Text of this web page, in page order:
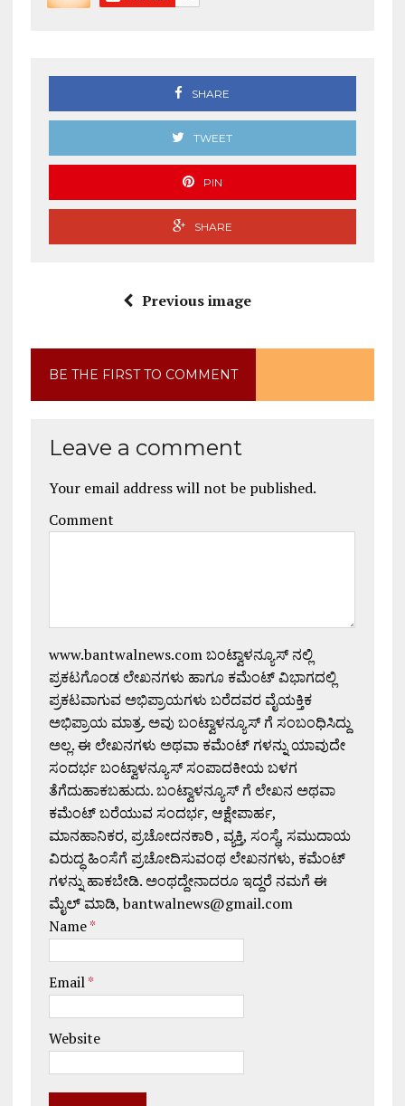
SHARE
TWEET
PIN
SHARE
Previous image
BE THE FIRST TO COMMENT
Leave a comment
Your email address will not be published.
Comment
www.bantwalnews.com ಬಂಟ್ವಾಳನ್ಯೂಸ್ ನಲ್ಲಿ
ಪ್ರಕಟಗೊಂಡ ಲೇಖನಗಳು ಹಾಗೂ ಕಮೆಂಟ್ ವಿಭಾಗದಲ್ಲಿ
ಪ್ರಕಟವಾಗುವ ಅಭಿಪ್ರಾಯಗಳು ಬರೆದವರ ವೈಯಕ್ತಿಕ
ಅಭಿಪ್ರಾಯ ಮಾತ್ರ. ಅವು ಬಂಟ್ವಾಳನ್ಯೂಸ್ ಗೆ ಸಂಬಂಧಿಸಿದ್ದು
ಅಲ್ಲ. ಈ ಲೇಖನಗಳು ಅಥವಾ ಕಮೆಂಟ್ ಗಳನ್ನು ಯಾವುದೇ
ಸಂದರ್ಭ ಬಂಟ್ವಾಳನ್ಯೂಸ್ ಸಂಪಾದಕೀಯ ಬಳಗ
ತೆಗೆದುಹಾಕಬಹುದು. ಬಂಟ್ವಾಳನ್ಯೂಸ್ ಗೆ ಲೇಖನ ಅಥವಾ
ಕಮೆಂಟ್ ಬರೆಯುವ ಸಂದರ್ಭ, ಆಕ್ಷೇಪಾರ್ಹ,
ಮಾನಹಾನಿಕರ, ಪ್ರಚೋದನಕಾರಿ , ವ್ಯಕ್ತಿ, ಸಂಸ್ಥೆ, ಸಮುದಾಯ
ವಿರುದ್ಧ ಹಿಂಸೆಗೆ ಪ್ರಚೋದಿಸುವಂಥ ಲೇಖನಗಳು, ಕಮೆಂಟ್
ಗಳನ್ನು ಹಾಕಬೇಡಿ. ಅಂಥದ್ದೇನಾದರೂ ಇದ್ದರೆ ನಮಗೆ ಈ
ಮೈಲ್ ಮಾಡಿ, bantwalnews@gmail.com
Name*
Email*
Website